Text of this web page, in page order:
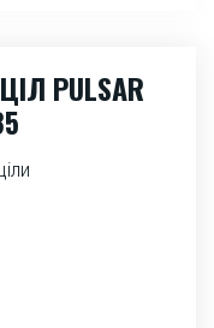
PULSAR